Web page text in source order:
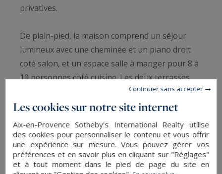
privatives.
De plain-pied, la maison comprend un séjour
lumineux avec une cheminée et un piano droit
coté salon, et un espace salle à manger pour 8 à
10 personnes coté cuisine. Les deux terrasses,
nord et sud, sont aménagées avec salon
extérieur et coin repas, pour déjeuner à l’ombre
Pour partager de beaux moments en famille ou
entre amis, vous apprécierez la belle piscine
LIRE LA SUITE
Les cookies sur notre site internet
Aix-en-Provence Sotheby's International Realty utilise
des cookies pour personnaliser le contenu et vous offrir
une expérience sur mesure. Vous pouvez gérer vos
préférences et en savoir plus en cliquant sur "Réglages"
et à tout moment dans le pied de page du site en
Continuer sans accepter